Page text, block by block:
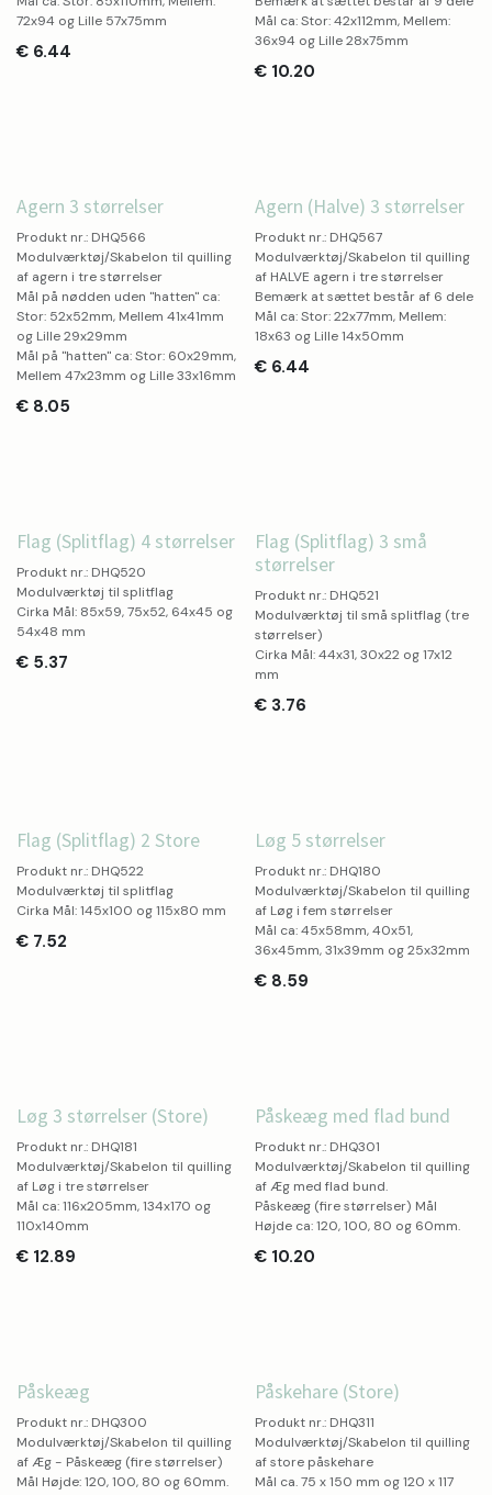
72x94 og Lille 57x75mm
€ 6.44
Mål ca: Stor: 42x112mm, Mellem:
36x94 og Lille 28x75mm
€ 10.20
Agern 3 størrelser
Produkt nr.: DHQ566
Modulværktøj/Skabelon til quilling
af agern i tre størrelser
Mål på nødden uden "hatten" ca:
Stor: 52x52mm, Mellem 41x41mm
og Lille 29x29mm
Mål på "hatten" ca: Stor: 60x29mm,
Mellem 47x23mm og Lille 33x16mm
€ 8.05
Agern (Halve) 3 størrelser
Produkt nr.: DHQ567
Modulværktøj/Skabelon til quilling
af HALVE agern i tre størrelser
Bemærk at sættet består af 6 dele
Mål ca: Stor: 22x77mm, Mellem:
18x63 og Lille 14x50mm
€ 6.44
Flag (Splitflag) 4 størrelser
Produkt nr.: DHQ520
Modulværktøj til splitflag
Cirka Mål: 85x59, 75x52, 64x45 og
54x48 mm
€ 5.37
Flag (Splitflag) 3 små
størrelser
Produkt nr.: DHQ521
Modulværktøj til små splitflag (tre
størrelser)
Cirka Mål: 44x31, 30x22 og 17x12
mm
€ 3.76
Flag (Splitflag) 2 Store
Produkt nr.: DHQ522
Modulværktøj til splitflag
Cirka Mål: 145x100 og 115x80 mm
€ 7.52
Løg 5 størrelser
Produkt nr.: DHQ180
Modulværktøj/Skabelon til quilling
af Løg i fem størrelser
Mål ca: 45x58mm, 40x51,
36x45mm, 31x39mm og 25x32mm
€ 8.59
Løg 3 størrelser (Store)
Produkt nr.: DHQ181
Modulværktøj/Skabelon til quilling
af Løg i tre størrelser
Mål ca: 116x205mm, 134x170 og
110x140mm
€ 12.89
Easter
Påskeæg med flad bund
Produkt nr.: DHQ301
Modulværktøj/Skabelon til quilling
af Æg med flad bund.
Påskeæg (fire størrelser) Mål
Højde ca: 120, 100, 80 og 60mm.
€ 10.20
Easter
Påskeæg
Produkt nr.: DHQ300
Modulværktøj/Skabelon til quilling
af Æg - Påskeæg (fire størrelser)
Mål Højde: 120, 100, 80 og 60mm.
Easter
Påskehare (Store)
Produkt nr.: DHQ311
Modulværktøj/Skabelon til quilling
af store påskehare
Mål ca. 75 x 150 mm og 120 x 117